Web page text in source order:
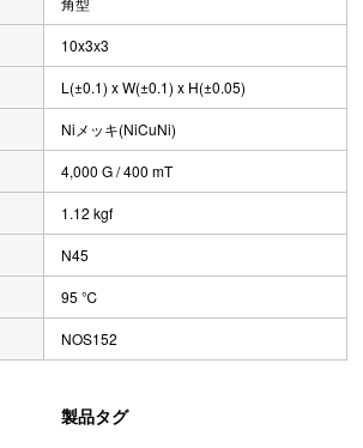
10x3x3
L(±0.1) x W(±0.1) x H(±0.05)
Niメッキ(NiCuNi)
4,000 G / 400 mT
1.12 kgf
N45
95 ℃
NOS152
製品タグ